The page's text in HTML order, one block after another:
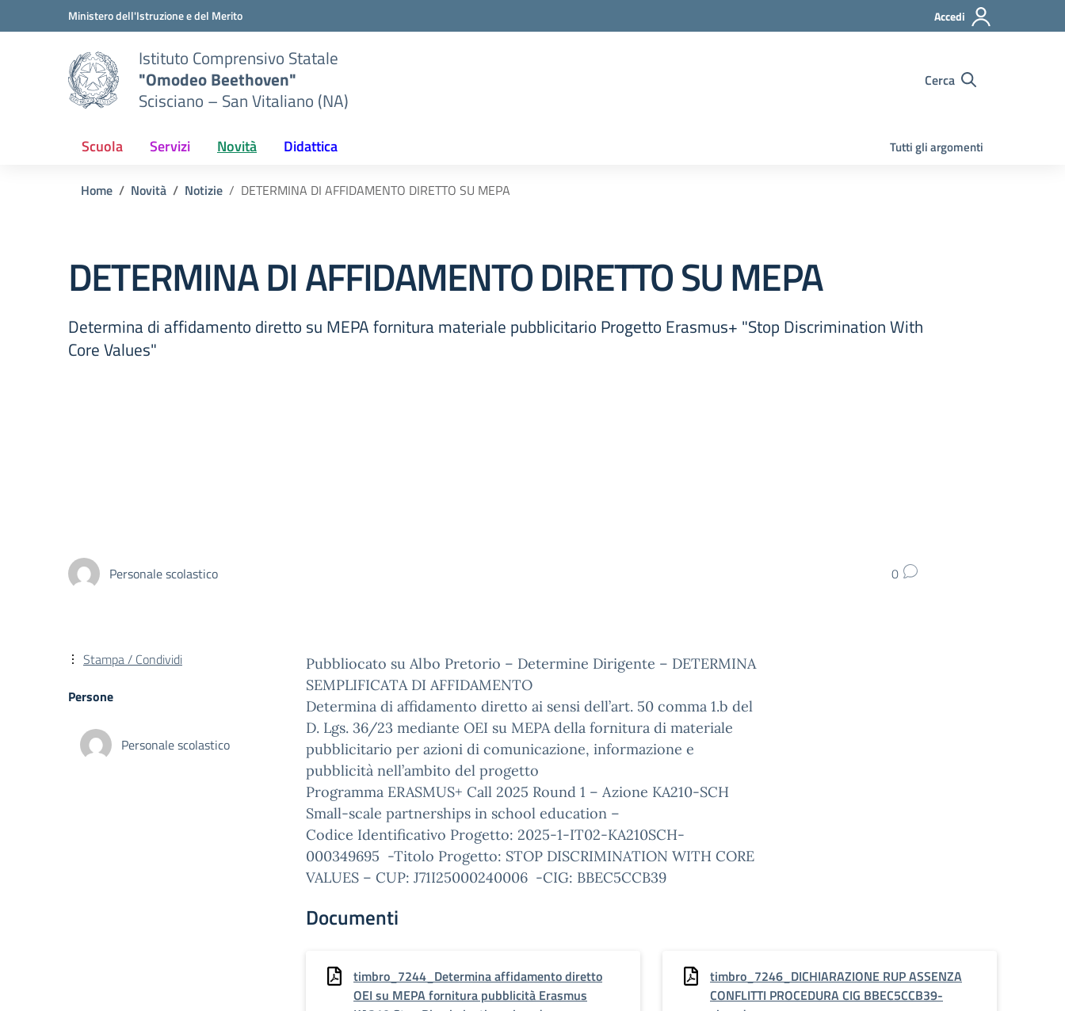
Vai ai contenuti
Vai al menu di navigazioneMinistero dell'Istruzione e del Merito Accedi
Istituto Comprensivo Statale
"Omodeo Beethoven"
Scisciano – San Vitaliano (NA)
Cerca
Scuola Servizi Novità Didattica Tutti gli argomenti
Home Novità Notizie DETERMINA DI AFFIDAMENTO DIRETTO SU MEPA
DETERMINA DI AFFIDAMENTO DIRETTO SU MEPA
Determina di affidamento diretto su MEPA fornitura materiale pubblicitario Progetto Erasmus+ "Stop Discrimination With
Core Values"
Personale scolastico 0
Pubbliocato su Albo Pretorio – Determine Dirigente – DETERMINA
SEMPLIFICATA DI AFFIDAMENTO
Determina di affidamento diretto ai sensi dell’art. 50 comma 1.b del
D. Lgs. 36/23 mediante OEI su MEPA della fornitura di materiale
pubblicitario per azioni di comunicazione, informazione e
pubblicità nell’ambito del progetto
Programma ERASMUS+ Call 2025 Round 1 – Azione KA210-SCH
Small-scale partnerships in school education –
Codice Identificativo Progetto: 2025-1-IT02-KA210SCH-
000349695 -Titolo Progetto: STOP DISCRIMINATION WITH CORE
VALUES – CUP: J71I25000240006 -CIG: BBEC5CCB39
Documenti
timbro_7244_Determina affidamento diretto
OEI su MEPA fornitura pubblicità Erasmus
timbro_7246_DICHIARAZIONE RUP ASSENZA
CONFLITTI PROCEDURA CIG BBEC5CCB39-
Stampa / Condividi
Persone
Personale scolastico